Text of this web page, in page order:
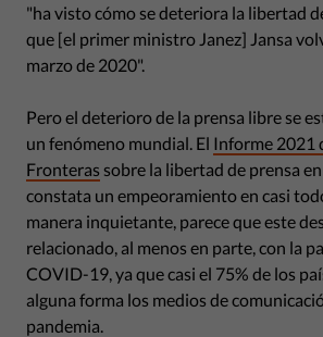
"ha visto cómo se deteriora la libertad
que [el primer ministro Janez] Jansa
marzo de 2020".
Pero el deterioro de la prensa libre se
un fenómeno mundial. El Informe 2021
Fronteras sobre la libertad de prensa
constata un empeoramiento en casi
manera inquietante, parece que este
relacionado, al menos en parte, con la
COVID-19, ya que casi el 75% de los
alguna forma los medios de
pandemia.